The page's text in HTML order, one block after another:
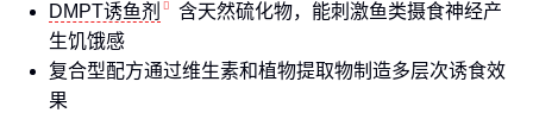
DMPT诱鱼剂
含天然硫化物，能刺激鱼类摄食神经产
生饥饿感
复合型配方通过维生素和植物提取物制造多层次诱食效
果